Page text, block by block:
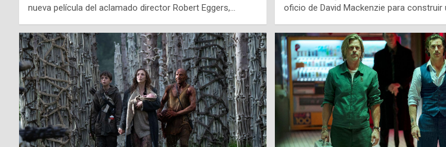
nueva película del aclamado director Robert Eggers,…
oficio de David Mackenzie para construir